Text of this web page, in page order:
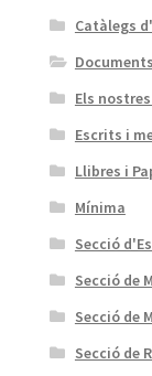
Catàlegs
Documents
Els
Escrits i
Llibres i
Mínima
Secció
Secció de
Secció de
Secció de